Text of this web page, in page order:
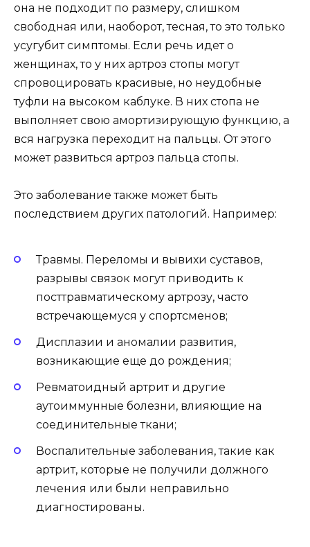
она не подходит по размеру, слишком
свободная или, наоборот, тесная, то это только
усугубит симптомы. Если речь идет о
женщинах, то у них артроз стопы могут
спровоцировать красивые, но неудобные
туфли на высоком каблуке. В них стопа не
выполняет свою амортизирующую функцию, а
вся нагрузка переходит на пальцы. От этого
может развиться артроз пальца стопы.
Это заболевание также может быть
последствием других патологий. Например:
Травмы. Переломы и вывихи суставов,
разрывы связок могут приводить к
посттравматическому артрозу, часто
встречающемуся у спортсменов;
Дисплазии и аномалии развития,
возникающие еще до рождения;
Ревматоидный артрит и другие
аутоиммунные болезни, влияющие на
соединительные ткани;
Воспалительные заболевания, такие как
артрит, которые не получили должного
лечения или были неправильно
диагностированы.